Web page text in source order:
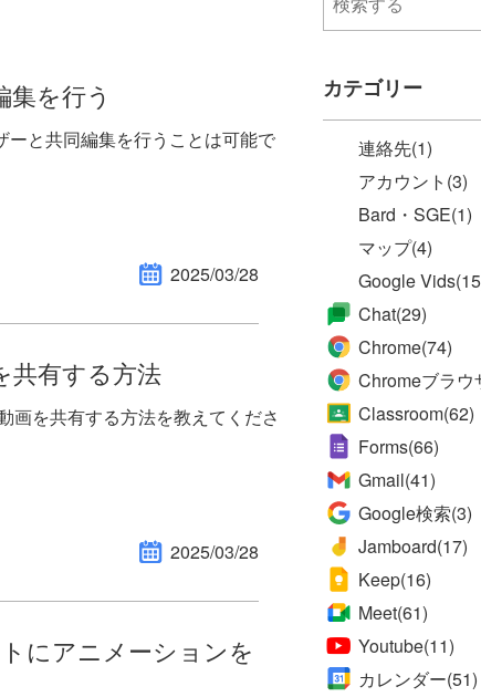
集を行う
ーと共同編集を行うことは可能で
2025/03/28
共有する方法
画を共有する方法を教えてくださ
2025/03/28
にアニメーションを
カテゴリー
連絡先(1)
アカウント (3)
Bard・SGE(1)
マップ(4)
Google Vids
Chat(29)
Chrome(74)
Chromeブラウ
Classroom(62)
Forms(66)
Gmail(41)
Google検索(3)
Jamboard(17)
Keep(16)
Meet(61)
Youtube(11)
カレンダー(51)